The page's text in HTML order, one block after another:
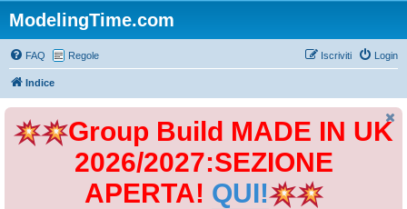
ModelingTime.com
FAQ Regole Login
Iscriviti
Indice
Group Build MADE IN UK
2026/2027:SEZIONE
APERTA! QUI!